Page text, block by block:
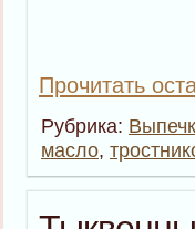
Прочитать
Рубрика:
масло,